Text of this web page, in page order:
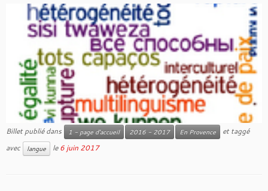
Billet publié dans 1 - page d'accueil 2016 - 2017 En Provence
et taggé
avec
langue le6 juin 2017